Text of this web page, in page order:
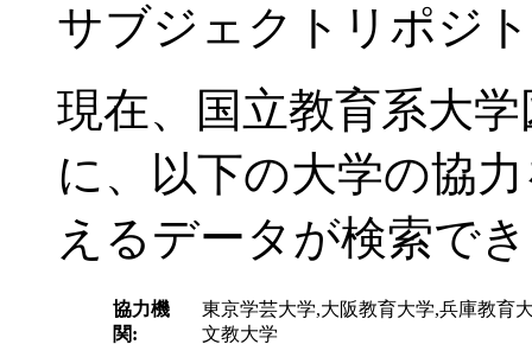
サブジェクトリポジ
現在、国立教育系大
に、以下の大学の協
えるデータが検索で
協力機
関:
東京学芸大学,大阪教育大学,兵庫教育
文教大学